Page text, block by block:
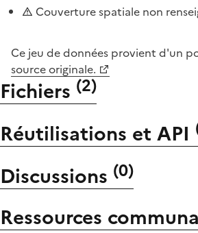
Couverture spatiale non
Ce jeu de données provient d'un
source originale.
Fichiers (2)
Réutilisations et API
Discussions (0)
Ressources